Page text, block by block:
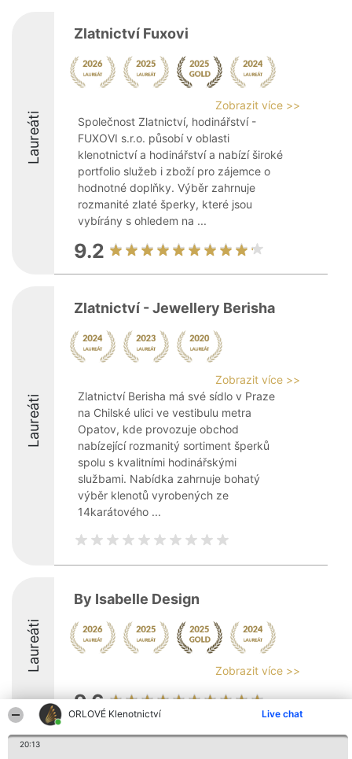
ORLOVÉ Klenotnictví Live chat
20:13
Laureáti
Zlatnictví Fuxovi
Zobrazit více >>
Společnost Zlatnictví, hodinářství -
FUXOVI s.r.o. působí v oblasti
klenotnictví a hodinářství a nabízí široké
portfolio služeb i zboží pro zájemce o
hodnotné doplňky. Výběr zahrnuje
rozmanité zlaté šperky, které jsou
vybírány s ohledem na ...
9.2
Laureáti
Zlatnictví - Jewellery Berisha
Zobrazit více >>
Zlatnictví Berisha má své sídlo v Praze
na Chilské ulici ve vestibulu metra
Opatov, kde provozuje obchod
nabízející rozmanitý sortiment šperků
spolu s kvalitními hodinářskými
službami. Nabídka zahrnuje bohatý
výběr klenotů vyrobených ze
14karátového ...
Laureáti
By Isabelle Design
Zobrazit více >>
9.6